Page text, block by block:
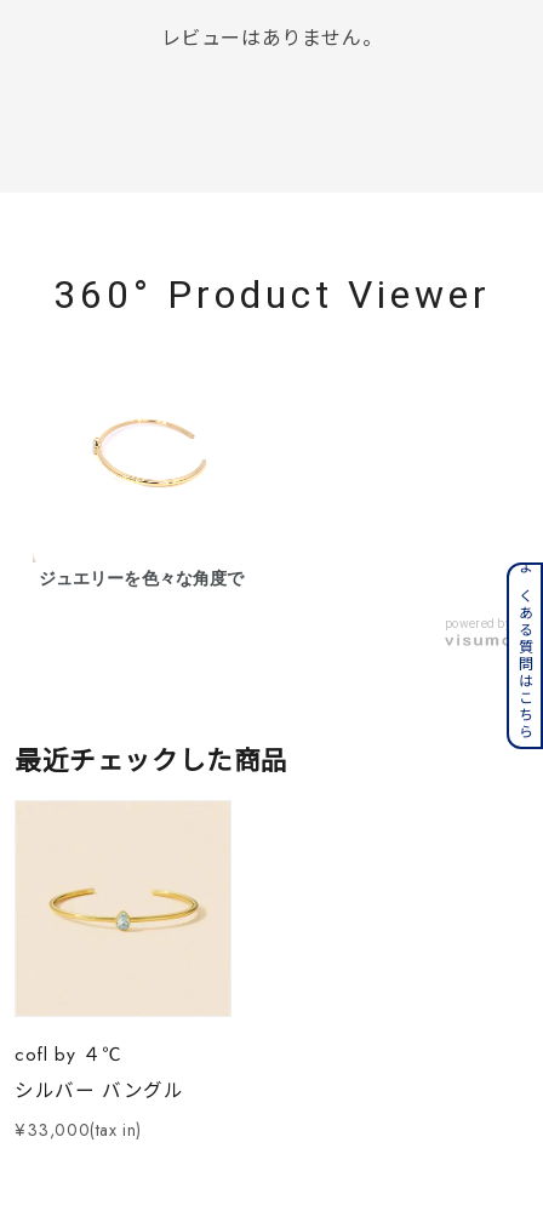
レビューはありません。
360° Product Viewer
ジュエリーを色々な角度で
powered by
最近チェックした商品
cofl by ４℃
シルバー バングル
¥33,000(tax in)
よくある質問はこちら